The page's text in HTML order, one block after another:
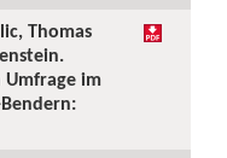
Thomas
Umfrage im